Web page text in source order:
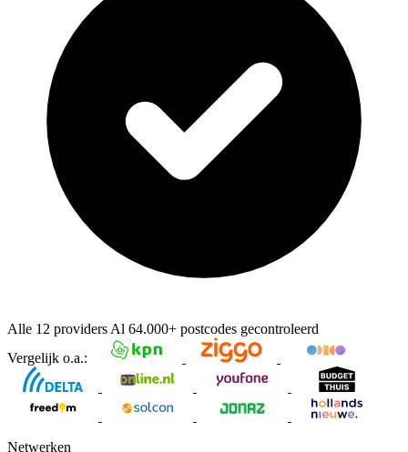
Alle 12 providers Al 64.000+ postcodes gecontroleerd
Vergelijk o.a.:
Netwerken